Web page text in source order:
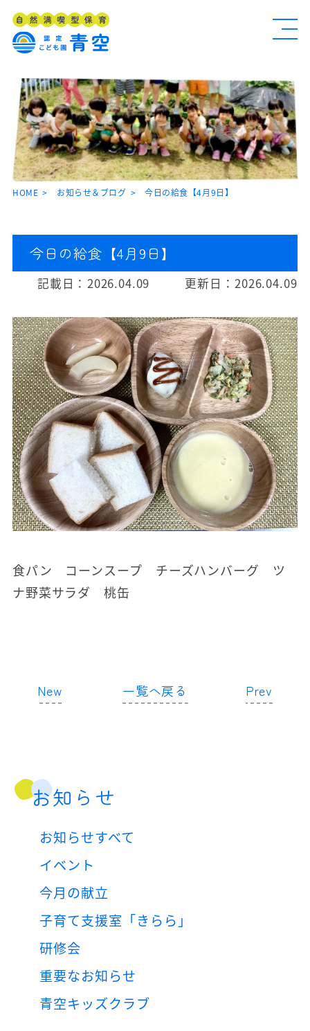
HOME お知らせ＆ブログ 今日の給食【4月9日】
今日の給食【4月9日】
記載日： 2026.04.09 更新日： 2026.04.09
食パン コーンスープ チーズハンバーグ ツ
ナ野菜サラダ 桃缶
New 一覧へ戻る Prev
お知らせ
お知らせすべて
イベント
今月の献立
子育て支援室「きらら」
研修会
重要なお知らせ
青空キッズクラブ